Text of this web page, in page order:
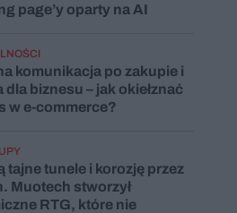
page’y oparty na AI
komunikacja po zakupie i
dla biznesu – jak okiełznać
w e-commerce?
tajne tunele i korozję przez
Muotech stworzył
RTG, które nie